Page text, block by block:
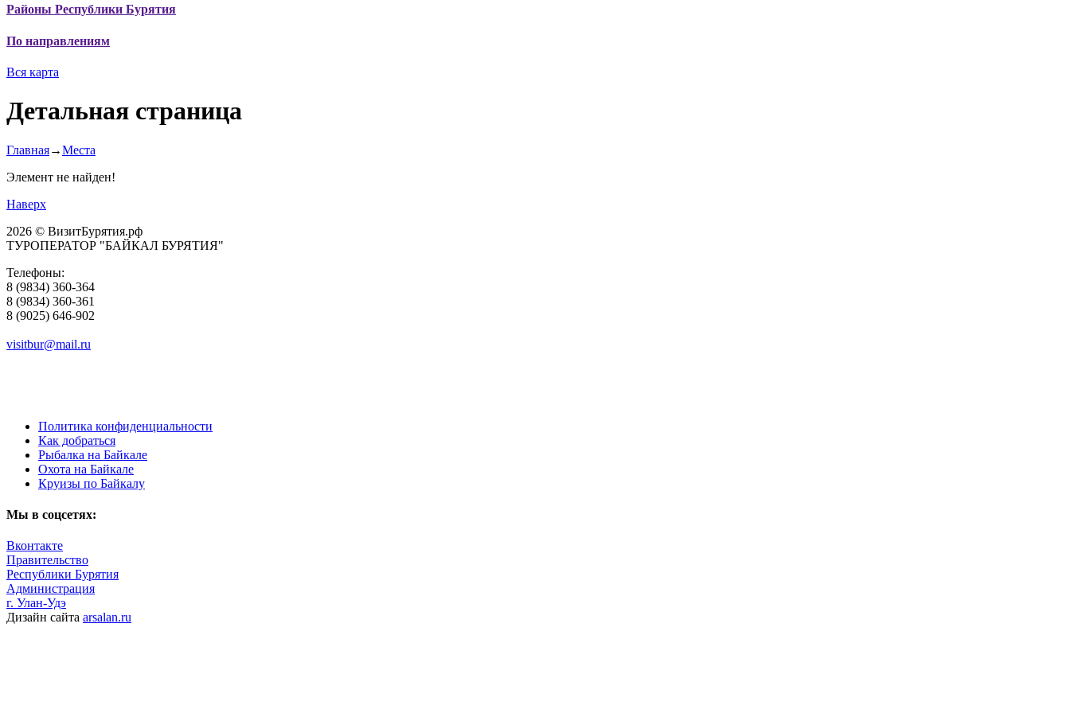
Районы Республики Бурятия
По направлениям
Вся карта
Детальная страница
Главная→Места
Элемент не найден!
Наверх
2026 © ВизитБурятия.рф
ТУРОПЕРАТОР "БАЙКАЛ БУРЯТИЯ"
Телефоны:
8 (9834) 360-364
8 (9834) 360-361
8 (9025) 646-902
visitbur@mail.ru
Политика конфиденциальности
Как добраться
Рыбалка на Байкале
Охота на Байкале
Круизы по Байкалу
Мы в соцсетях:
Вконтакте
Правительство
Республики Бурятия
Администрация
г. Улан-Удэ
Дизайн сайта arsalan.ru